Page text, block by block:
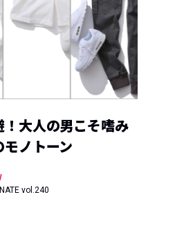
！大人の男こそ嗜み
モノトーン
vol.240